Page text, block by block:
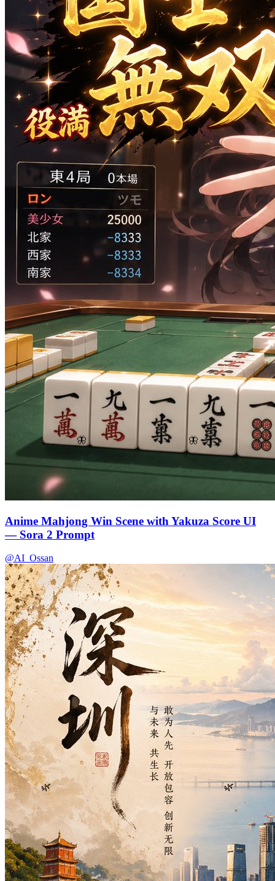
🌿
🦋
🌿
🦋
Anime Mahjong Win Scene with Yakuza Score UI
— Sora 2 Prompt
@AI_Ossan